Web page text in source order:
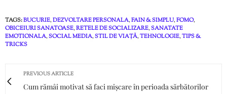
TAGS:BUCURIE,DEZVOLTARE PERSONALA,FAIN & SIMPLU,FOMO,
OBICEIURI SANATOASE,RETELE DE SOCIALIZARE,SANATATE
EMOTIONALA,SOCIAL MEDIA,STIL DE VIAȚĂ,TEHNOLOGIE,TIPS &
TRICKS
PREVIOUS ARTICLE
Cum rămâi motivat să faci mișcare în perioada sărbătorilor